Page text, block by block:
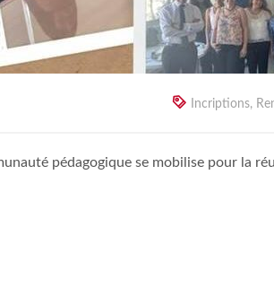
Incriptions,
pédagogique se mobilise pour la